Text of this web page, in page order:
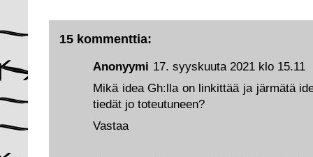
15 kommenttia:
Anonyymi 17. syyskuuta 2021 klo 15.11
Mikä idea Gh:lla on linkittää ja järmätä
tiedät jo toteutuneen?
Vastaa